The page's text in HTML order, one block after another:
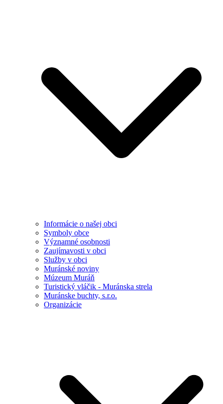
Informácie o našej obci
Symboly obce
Významné osobnosti
Zaujímavosti v obci
Služby v obci
Muránské noviny
Múzeum Muráň
Turistický vláčik - Muránska strela
Muránske buchty, s.r.o.
Organizácie